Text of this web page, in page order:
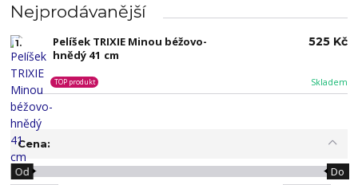
Nejprodávanější
1.
Pelíšek TRIXIE Minou béžovo-
hnědý 41 cm
Skladem
TOP produkt
525 Kč
Cena:
Od Do